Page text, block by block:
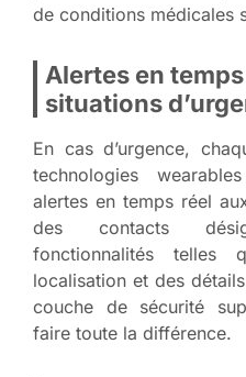
de conditions médicales
Alertes en
situations
En cas d’urgence,
technologies
alertes en temps réel
des contacts
fonctionnalités
localisation et des
couche de sécurité
faire toute la différence.